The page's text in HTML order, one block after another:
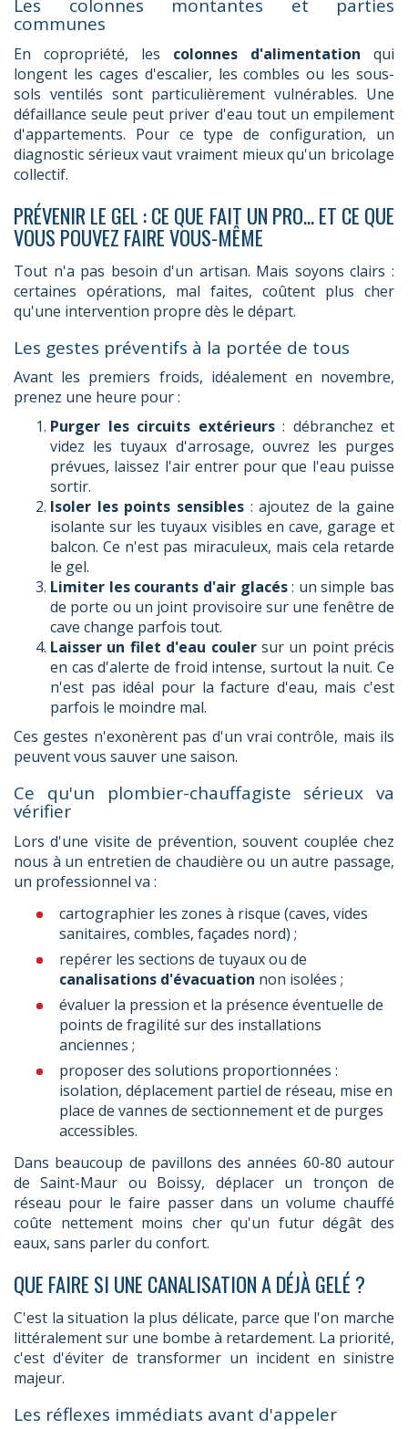
Les colonnes montantes et parties
communes
En copropriété, les colonnes d'alimentation qui
longent les cages d'escalier, les combles ou les sous-
sols ventilés sont particulièrement vulnérables. Une
défaillance seule peut priver d'eau tout un empilement
d'appartements. Pour ce type de configuration, un
diagnostic sérieux vaut vraiment mieux qu'un bricolage
collectif.
PRÉVENIR LE GEL : CE QUE FAIT UN PRO... ET CE QUE
VOUS POUVEZ FAIRE VOUS-MÊME
Tout n'a pas besoin d'un artisan. Mais soyons clairs :
certaines opérations, mal faites, coûtent plus cher
qu'une intervention propre dès le départ.
Les gestes préventifs à la portée de tous
Avant les premiers froids, idéalement en novembre,
prenez une heure pour :
Purger les circuits extérieurs: débranchez et
videz les tuyaux d'arrosage, ouvrez les purges
prévues, laissez l'air entrer pour que l'eau puisse
sortir.
Isoler les points sensibles: ajoutez de la gaine
isolante sur les tuyaux visibles en cave, garage et
balcon. Ce n'est pas miraculeux, mais cela retarde
le gel.
Limiter les courants d'air glacés: un simple bas
de porte ou un joint provisoire sur une fenêtre de
cave change parfois tout.
Laisser un filet d'eau coulersur un point précis
en cas d'alerte de froid intense, surtout la nuit. Ce
n'est pas idéal pour la facture d'eau, mais c'est
parfois le moindre mal.
Ces gestes n'exonèrent pas d'un vrai contrôle, mais ils
peuvent vous sauver une saison.
Ce qu'un plombier-chauffagiste sérieux va
vérifier
Lors d'une visite de prévention, souvent couplée chez
nous à un entretien de chaudière ou un autre passage,
un professionnel va :
cartographier les zones à risque (caves, vides
sanitaires, combles, façades nord) ;
repérer les sections de tuyaux ou de
canalisations d'évacuation non isolées ;
évaluer la pression et la présence éventuelle de
points de fragilité sur des installations
anciennes ;
proposer des solutions proportionnées :
isolation, déplacement partiel de réseau, mise en
place de vannes de sectionnement et de purges
accessibles.
Dans beaucoup de pavillons des années 60-80 autour
de Saint-Maur ou Boissy, déplacer un tronçon de
réseau pour le faire passer dans un volume chauffé
coûte nettement moins cher qu'un futur dégât des
eaux, sans parler du confort.
QUE FAIRE SI UNE CANALISATION A DÉJÀ GELÉ ?
C'est la situation la plus délicate, parce que l'on marche
littéralement sur une bombe à retardement. La priorité,
c'est d'éviter de transformer un incident en sinistre
majeur.
Les réflexes immédiats avant d'appeler